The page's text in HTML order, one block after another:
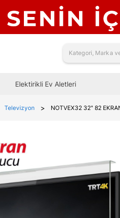
Elektirikli Ev Aletleri
Televizyon > NOTVEX32 32" 82